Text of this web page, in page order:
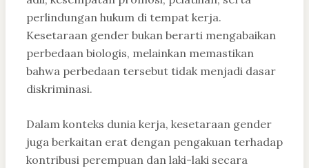
perlindungan hukum di tempat kerja.
Kesetaraan gender bukan berarti mengabaikan
perbedaan biologis, melainkan memastikan
bahwa perbedaan tersebut tidak menjadi dasar
diskriminasi.
Dalam konteks dunia kerja, kesetaraan gender
juga berkaitan erat dengan pengakuan terhadap
kontribusi perempuan dan laki-laki secara